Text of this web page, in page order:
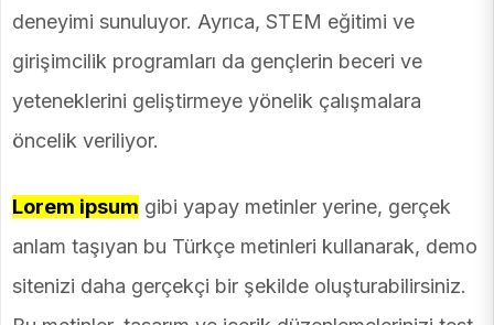
deneyimi sunuluyor. Ayrıca, STEM eğitimi ve
girişimcilik programları da gençlerin beceri ve
yeteneklerini geliştirmeye yönelik çalışmalara
öncelik veriliyor.
Lorem ipsum gibi yapay metinler yerine, gerçek
anlam taşıyan bu Türkçe metinleri kullanarak, demo
sitenizi daha gerçekçi bir şekilde oluşturabilirsiniz.